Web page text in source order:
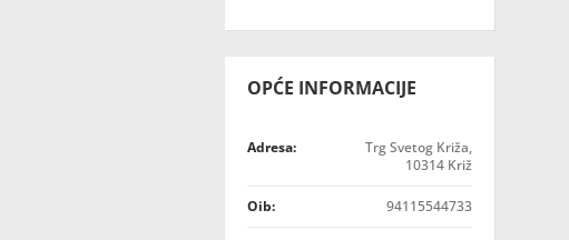
OPĆE INFORMACIJE
Adresa:
Trg Svetog Križa,
10314 Križ
Oib: 94115544733